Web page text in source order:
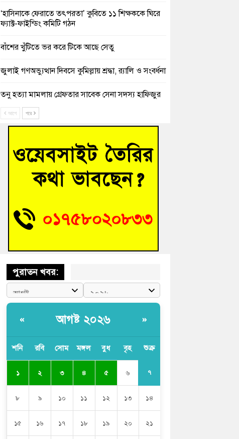
‘হাসিনাকে ফেরাতে তৎপরতা’ কুবিতে ১১ শিক্ষককে ঘিরে
ফ্যাক্ট-ফাইন্ডিং কমিটি গঠন
বাঁশের খুঁটিতে ভর করে টিকে আছে সেতু
জুলাই গণঅভ্যুত্থান দিবসে কুমিল্লায় শ্রদ্ধা, র‍্যালি ও সংবর্ধনা
তনু হত্যা মামলায় গ্রেফতার সাবেক সেনা সদস্য হাফিজুর
রহমান হাইকোর্টের জামিনে মুক্ত
আহত শিক্ষার্থীদের দেখতে গিয়ে মেডিকেলের ক্যান্টিনে
হোমনায় বিধবা নারীর জমি দখল ও জীবননাশের হুমকির
উদ্যোগ; ৯ সদস্যের কমিটি গঠন
বুড়িচংয়ে জুলাই গণঅভ্যুত্থান দিবস উদযাপন উপলক্ষে
আগে পরে
পুরাতন খবর:
« আগষ্ট ২০২৬ »
শনি রবি সোম মঙ্গল বুধ বৃহ শুক্র
১ ২ ৩ ৪ ৫ ৬ ৭
৮ ৯ ১০ ১১ ১২ ১৩ ১৪
১৫ ১৬ ১৭ ১৮ ১৯ ২০ ২১